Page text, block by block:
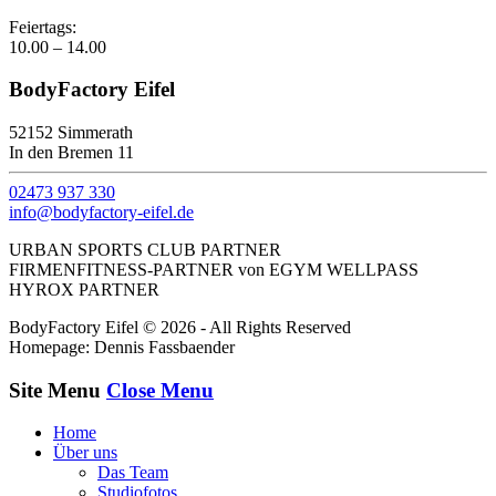
Feiertags:
10.00 – 14.00
BodyFactory Eifel
52152 Simmerath
In den Bremen 11
02473 937 330
info@bodyfactory-eifel.de
URBAN SPORTS CLUB PARTNER
FIRMENFITNESS-PARTNER von EGYM WELLPASS
HYROX PARTNER
BodyFactory Eifel © 2026 - All Rights Reserved
Homepage: Dennis Fassbaender
Site Menu Close Menu
Home
Über uns
Das Team